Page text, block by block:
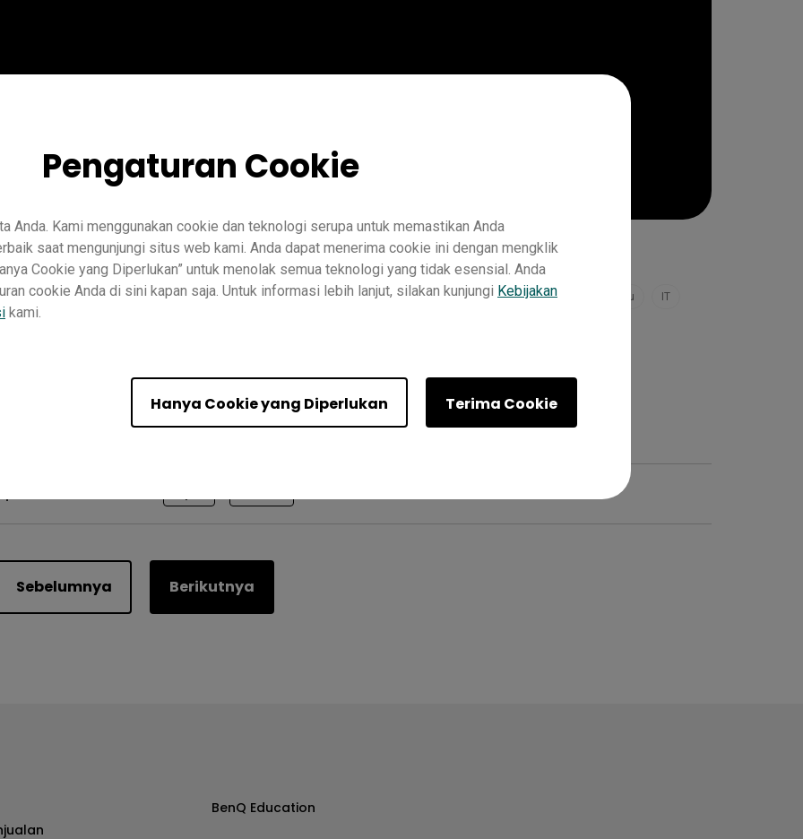
Pengaturan Cookie
Anda. Kami menggunakan cookie dan teknologi serupa untuk memastikan Anda
saat mengunjungi situs web kami. Anda dapat menerima cookie ini dengan mengklik
Cookie yang Diperlukan” untuk menolak semua teknologi yang tidak esensial. Anda
cookie Anda di sini kapan saja. Untuk informasi lebih lanjut, silakan kunjungi Kebijakan
kami.
Hanya Cookie yang Diperlukan Terima Cookie
Pengajaran InstaShare 2 Pro RP02 Pro RP03 Master RM03 Master RM02 Essential RE01 Guru IT
Sebelumnya Berikutnya
BenQ Education